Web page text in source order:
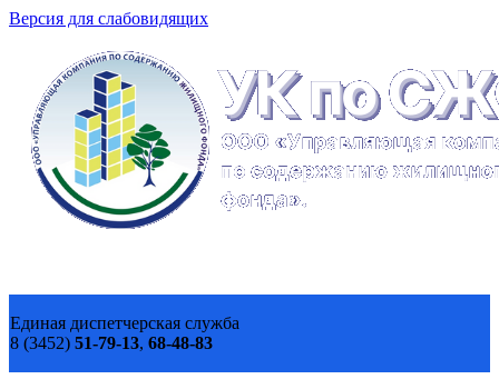
Версия для слабовидящих
Единая диспетчерская служба
8 (3452) 51-79-13, 68-48-83